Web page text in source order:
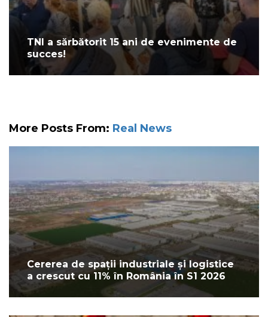
TNI a sărbătorit 15 ani de evenimente de
succes!
More Posts From: Real News
Cererea de spații industriale și logistice
a crescut cu 11% în România în S1 2026